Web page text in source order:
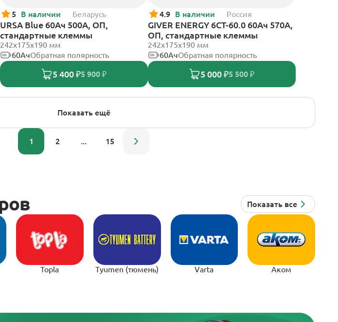
5 В наличии Беларусь
URSA Blue 60Ач 500А, ОП,
стандартные клеммы
242х175х190 мм
60АчОбратная полярность
5 400 ₽5 900 ₽
4.9 В наличии Россия
GIVER ENERGY 6СТ-60.0 60Ач 570А,
ОП, стандартные клеммы
242х175х190 мм
60АчОбратная полярность
5 000 ₽5 500 ₽
Показать ещё
1 2 ... 15
Topla Tyumen (тюмень) Varta Аком